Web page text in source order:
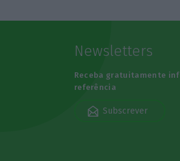
Newsletters
Receba gratuitamente
referência
Subscrever